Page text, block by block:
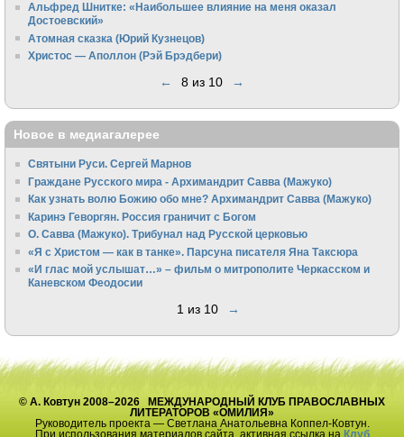
Альфред Шнитке: «Наибольшее влияние на меня оказал
Достоевский»
Атомная сказка (Юрий Кузнецов)
Христос — Аполлон (Рэй Брэдбери)
← 8 из 10 →
Новое в медиагалерее
Святыни Руси. Сергей Марнов
Граждане Русского мира - Архимандрит Савва (Мажуко)
Как узнать волю Божию обо мне? Архимандрит Савва (Мажуко)
Каринэ Геворгян. Россия граничит с Богом
О. Савва (Мажуко). Трибунал над Русской церковью
«Я с Христом — как в танке». Парсуна писателя Яна Таксюра
«И глас мой услышат…» – фильм о митрополите Черкасском и
Каневском Феодосии
1 из 10 →
© А. Ковтун 2008–2026 МЕЖДУНАРОДНЫЙ КЛУБ ПРАВОСЛАВНЫХ
ЛИТЕРАТОРОВ «ОМИЛИЯ»
Руководитель проекта — Светлана Анатольевна Коппел-Ковтун.
При использования материалов сайта, активная ссылка на Клуб